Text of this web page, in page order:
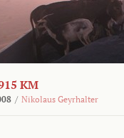
KM
/ Nikolaus Geyrhalter